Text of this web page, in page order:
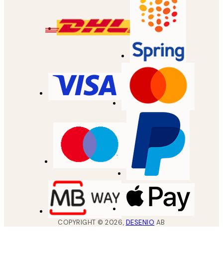
COPYRIGHT ©2026, DESENIO AB